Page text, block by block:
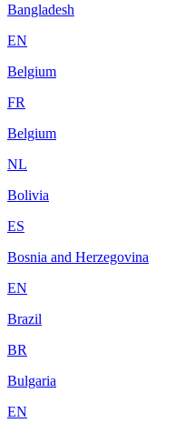
Bangladesh
EN
Belgium
FR
Belgium
NL
Bolivia
ES
Bosnia and Herzegovina
EN
Brazil
BR
Bulgaria
EN